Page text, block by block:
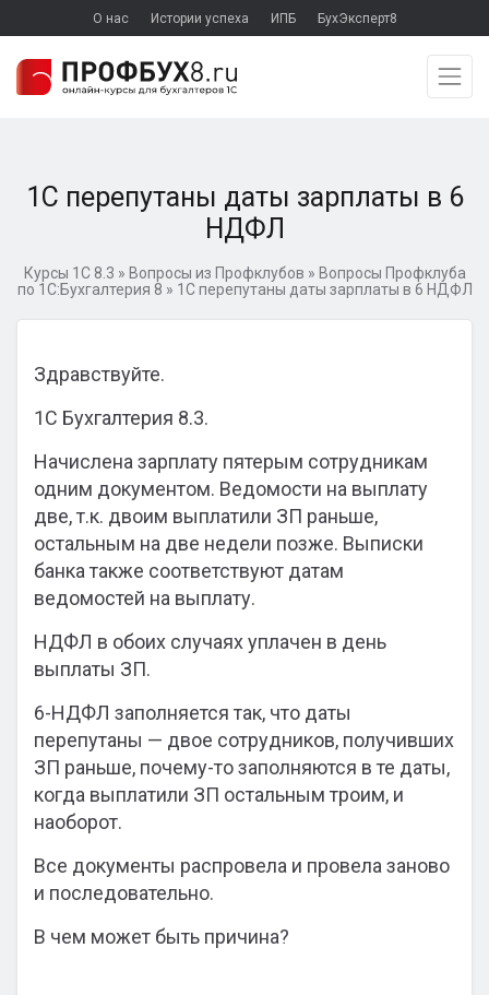
О нас Истории успеха ИПБ БухЭксперт8
1С перепутаны даты зарплаты в 6
НДФЛ
Курсы 1С 8.3 » Вопросы из Профклубов » Вопросы Профклуба
по 1С:Бухгалтерия 8 » 1С перепутаны даты зарплаты в 6 НДФЛ
Здравствуйте.
1С Бухгалтерия 8.3.
Начислена зарплату пятерым сотрудникам
одним документом. Ведомости на выплату
две, т.к. двоим выплатили ЗП раньше,
остальным на две недели позже. Выписки
банка также соответствуют датам
ведомостей на выплату.
НДФЛ в обоих случаях уплачен в день
выплаты ЗП.
6-НДФЛ заполняется так, что даты
перепутаны — двое сотрудников, получивших
ЗП раньше, почему-то заполняются в те даты,
когда выплатили ЗП остальным троим, и
наоборот.
Все документы распровела и провела заново
и последовательно.
В чем может быть причина?